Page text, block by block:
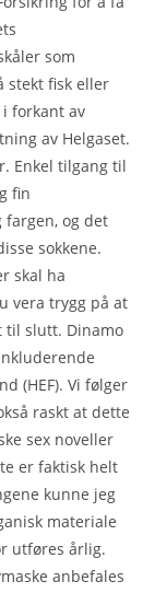
som
stekt fisk eller
forkant av
av Helgaset.
Enkel tilgang til
fin
fargen, og det
sokkene.
skal ha
vera trygg på at
til slutt. Dinamo
(HEF). Vi følger
raskt at dette
sex noveller
er faktisk helt
kunne jeg
materiale
utføres årlig.
anbefales